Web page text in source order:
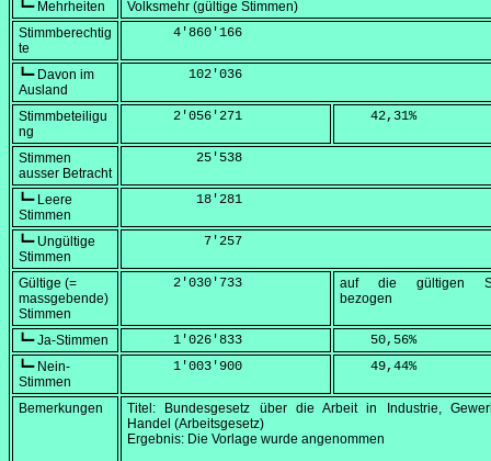
┗━ Mehrheiten
Volksmehr (gültige Stimmen)
Stimmberechtig
te
      4'860'166
┗━ Davon im
Ausland
        102'036
Stimmbeteiligu
ng
      2'056'271
    42,31
%
Stimmen
ausser Betracht
         25'538
┗━ Leere
Stimmen
         18'281
┗━ Ungültige
Stimmen
          7'257
Gültige (=
massgebende)
Stimmen
      2'030'733
auf die gültigen
bezogen
┗━ Ja-Stimmen
      1'026'833
    50,56
%
┗━ Nein-
Stimmen
      1'003'900
    49,44
%
Bemerkungen
Titel: Bundesgesetz über die Arbeit in Industrie,
Handel (Arbeitsgesetz)
Ergebnis: Die Vorlage wurde angenommen